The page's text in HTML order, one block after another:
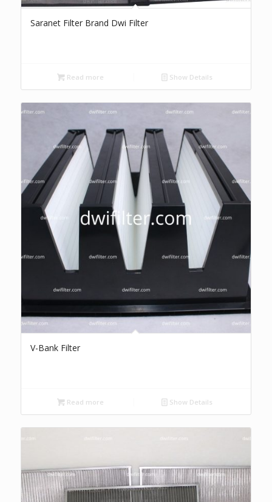
Saranet Filter Brand Dwi Filter
Read more Show Details
V-Bank Filter
Read more Show Details